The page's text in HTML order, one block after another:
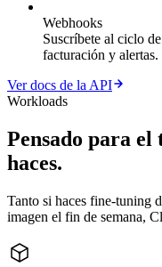
Webhooks
Suscríbete al ciclo
facturación y alertas.
Ver docs de la API
Workloads
Pensado para
haces.
Tanto si haces fine-tuning
imagen el fin de semana,